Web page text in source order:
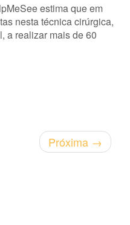
estima que em
nesta técnica cirúrgica,
a realizar mais de 60
Próxima →